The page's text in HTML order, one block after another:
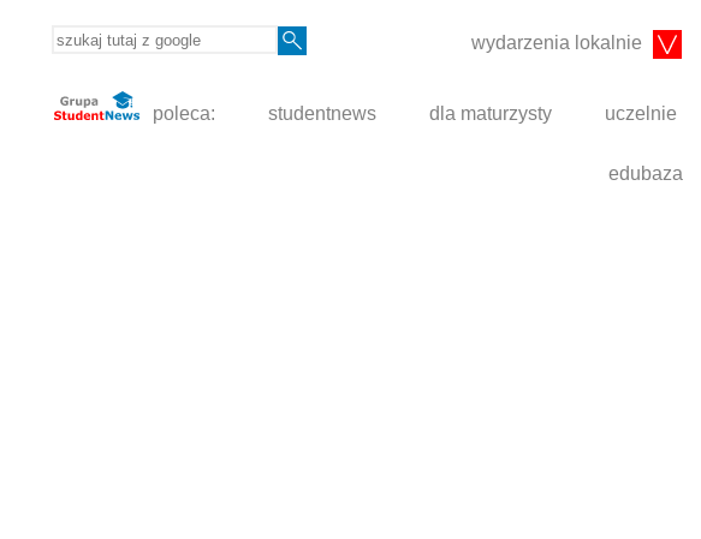
wydarzenia lokalnie
poleca: studentnews dla maturzysty uczelnie
edubaza